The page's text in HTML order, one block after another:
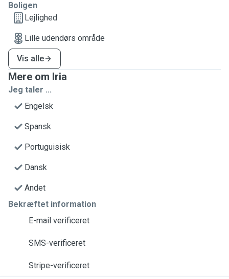
Boligen
Lejlighed
Lille udendørs område
Vis alle
Mere om Iria
Jeg taler ...
Engelsk
Spansk
Portuguisisk
Dansk
Andet
Bekræftet information
E-mail verificeret
SMS-verificeret
Stripe-verificeret